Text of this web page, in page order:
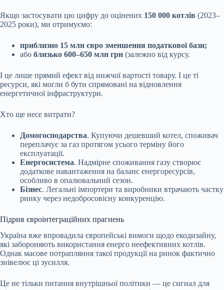
Якщо застосувати цю цифру до оцінених 150 000 котлів (2023–
2025 роки), ми отримуємо:
приблизно 15 млн євро зменшення податкової бази;
або близько 600–650 млн грн (залежно від курсу.
І це лише прямий ефект від нижчої вартості товару. І це ті
ресурси, які могли б бути спрямовані на відновлення
енергетичної інфраструктури.
Хто ще несе витрати?
Домогосподарства. Купуючи дешевший котел, споживач
переплачує за газ протягом усього терміну його
експлуатації.
Енергосистема. Надмірне споживання газу створює
додаткове навантаження на баланс енергоресурсів,
особливо в опалювальний сезон.
Бізнес. Легальні імпортери та виробники втрачають частку
ринку через недобросовісну конкуренцію.
Підрив євроінтеграційних прагнень
Україна вже впровадила європейські вимоги щодо екодизайну,
які забороняють використання енерго неефективних котлів.
Однак масове потрапляння такої продукції на ринок фактично
знівелює ці зусилля.
Це не тільки питання внутрішньої політики — це сигнал для